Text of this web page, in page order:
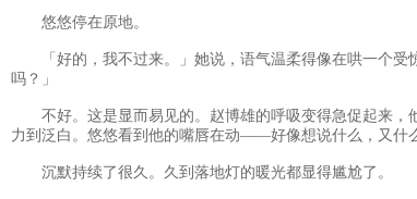
悠悠停在原地。
「好的，我不过来。」她说，语气温柔得像在哄一个受
吗？」
不好。这是显而易见的。赵博雄的呼吸变得急促起来，
力到泛白。悠悠看到他的嘴唇在动——好像想说什么，又什
沉默持续了很久。久到落地灯的暖光都显得尴尬了。